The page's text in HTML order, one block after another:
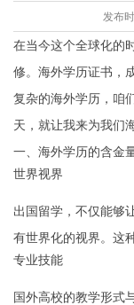
发布
在当今这个全球化的
修。海外学历证书，
复杂的海外学历，咱
天，就让我来为我们
一、海外学历的含金
世界视界
出国留学，不仅能够
有世界化的视界。这
专业技能
国外高校的教学形式